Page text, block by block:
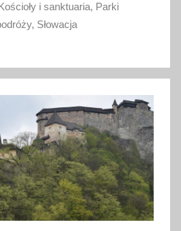
i sanktuaria, Parki
, Słowacja